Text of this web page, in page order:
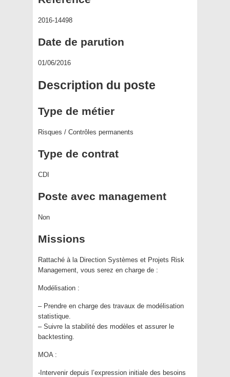
2016-14498
Date de parution
01/06/2016
Description du poste
Type de métier
Risques / Contrôles permanents
Type de contrat
CDI
Poste avec management
Non
Missions
Rattaché à la Direction Systèmes et Projets Risk
Management, vous serez en charge de :
Modélisation :
– Prendre en charge des travaux de modélisation
statistique.
– Suivre la stabilité des modèles et assurer le
backtesting.
MOA :
-Intervenir depuis l’expression initiale des besoins